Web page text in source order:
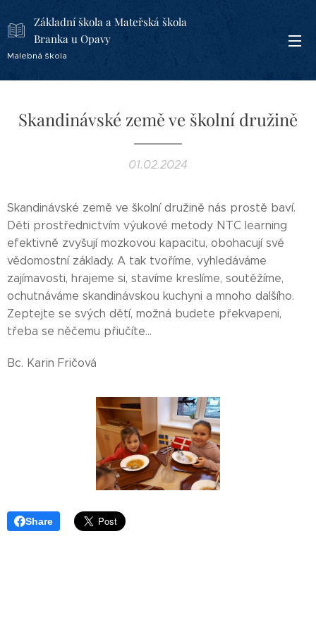
Základní škola a Mateřská škola
Branka u Opavy
Malebná škola
Skandinávské země ve školní družině
01.02.2024
Skandinávské země ve školní družině nás prostě baví.
Děti prostřednictvím výukové metody NTC learning
efektivně zvyšují mozkovou kapacitu, obohacují své
vědomostní základy. A tak tvoříme, vyhledáváme
zajímavosti, hrajeme si, stavíme kreslíme, soutěžíme,
ochutnáváme skandinávskou kuchyni a mnoho dalšího.
Zeptejte se svých dětí, možná budete překvapeni,
třeba se něčemu přiučíte...
Bc. Karin Fričová
Share